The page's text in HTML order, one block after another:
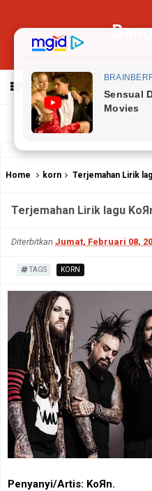
MENU
Home korn Terjemahan Lirik
Terjemahan Lirik lagu
Diterbitkan Jumat, Februari 08,
TAGS KORN
Penyanyi/Artis: KoЯn.